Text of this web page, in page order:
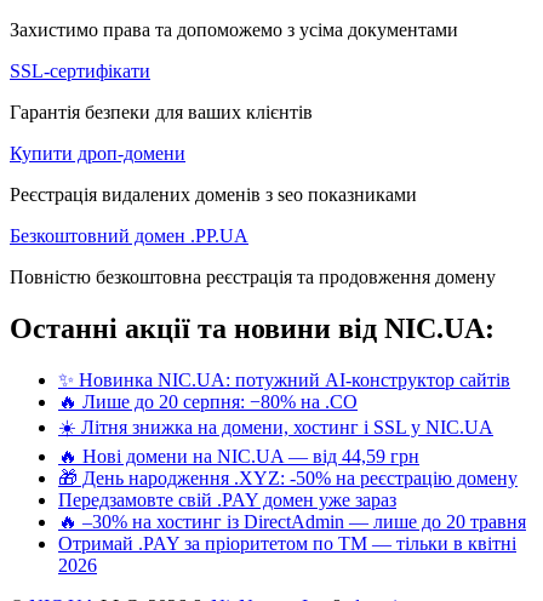
Захистимо права та допоможемо з усіма документами
SSL-сертифікати
Гарантія безпеки для ваших клієнтів
Купити дроп-домени
Реєстрація видалених доменів з seo показниками
Безкоштовний домен .PP.UA
Повністю безкоштовна реєстрація та продовження домену
Останні акції та новини від NIC.UA:
✨ Новинка NIC.UA: потужний AI-конструктор сайтів
🔥 Лише до 20 серпня: −80% на .CO
☀️ Літня знижка на домени, хостинг і SSL у NIC.UA
🔥 Нові домени на NIC.UA — від 44,59 грн
🎁 День народження .XYZ: -50% на реєстрацію домену
Передзамовте свій .PAY домен уже зараз
🔥 –30% на хостинг із DirectAdmin — лише до 20 травня
Отримай .PAY за пріоритетом по ТМ — тільки в квітні
2026